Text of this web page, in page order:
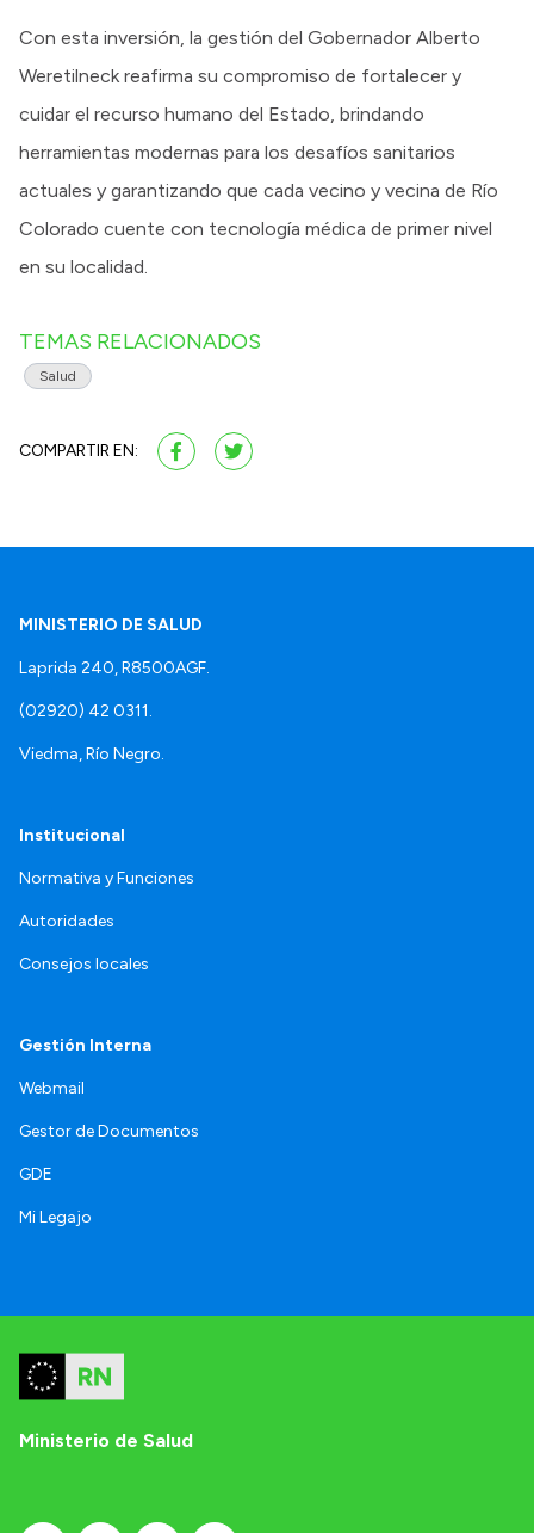
Con esta inversión, la gestión del Gobernador Alberto
Weretilneck reafirma su compromiso de fortalecer y
cuidar el recurso humano del Estado, brindando
herramientas modernas para los desafíos sanitarios
actuales y garantizando que cada vecino y vecina de Río
Colorado cuente con tecnología médica de primer nivel
en su localidad.
TEMAS RELACIONADOS
Salud
COMPARTIR EN:
MINISTERIO DE SALUD
Laprida 240, R8500AGF.
(02920) 42 0311.
Viedma, Río Negro.
Institucional
Normativa y Funciones
Autoridades
Consejos locales
Gestión Interna
Webmail
Gestor de Documentos
GDE
Mi Legajo
Ministerio de Salud